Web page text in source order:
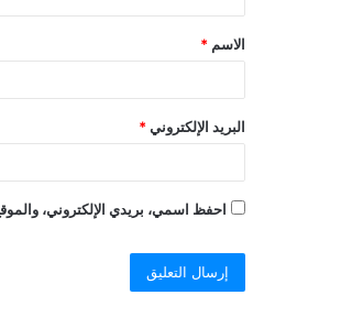
الاسم *
البريد الإلكتروني *
احفظ اسمي، بريدي الإلكتروني،